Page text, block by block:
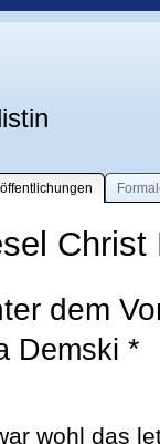
Christ
dem
Demski *
wohl das